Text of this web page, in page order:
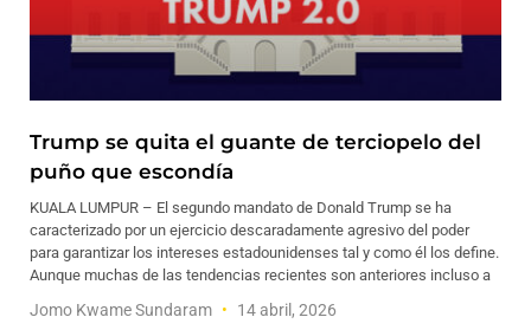
Trump se quita el guante de terciopelo del
puño que escondía
KUALA LUMPUR – El segundo mandato de Donald Trump se ha
caracterizado por un ejercicio descaradamente agresivo del poder
para garantizar los intereses estadounidenses tal y como él los define.
Aunque muchas de las tendencias recientes son anteriores incluso a
Jomo Kwame Sundaram 14 abril, 2026